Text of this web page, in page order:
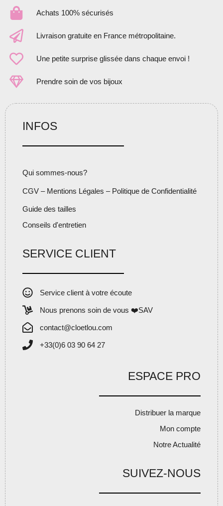
Achats 100% sécurisés
Livraison gratuite en France métropolitaine.
Une petite surprise glissée dans chaque envoi !
Prendre soin de vos bijoux
INFOS
Qui sommes-nous?
CGV – Mentions Légales – Politique de Confidentialité
Guide des tailles
Conseils d'entretien
SERVICE CLIENT
Service client à votre écoute
Nous prenons soin de vous ❤️SAV
contact@cloetlou.com
+33(0)6 03 90 64 27
ESPACE PRO
Distribuer la marque
Mon compte
Notre Actualité
SUIVEZ-NOUS